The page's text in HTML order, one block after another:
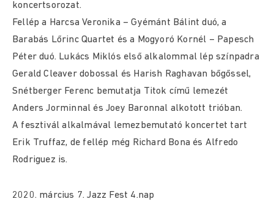
koncertsorozat.
Fellép a Harcsa Veronika – Gyémánt Bálint duó, a
Barabás Lőrinc Quartet és a Mogyoró Kornél – Papesch
Péter duó. Lukács Miklós első alkalommal lép színpadra
Gerald Cleaver dobossal és Harish Raghavan bőgőssel,
Snétberger Ferenc bemutatja Titok című lemezét
Anders Jorminnal és Joey Baronnal alkotott trióban.
A fesztivál alkalmával lemezbemutató koncertet tart
Erik Truffaz, de fellép még Richard Bona és Alfredo
Rodriguez is.
2020. március 7. Jazz Fest 4.nap